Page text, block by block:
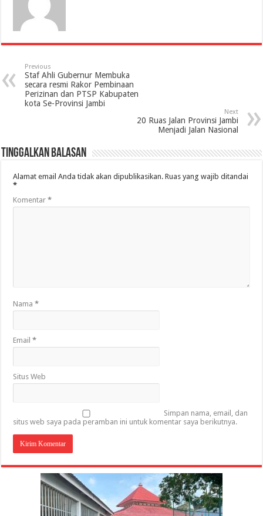
Previous
Staf Ahli Gubernur Membuka
secara resmi Rakor Pembinaan
Perizinan dan PTSP Kabupaten
kota Se-Provinsi Jambi
Next
20 Ruas Jalan Provinsi Jambi
Menjadi Jalan Nasional
Tinggalkan Balasan
Alamat email Anda tidak akan dipublikasikan. Ruas yang wajib ditandai
*
Komentar*
Nama*
Email*
Situs Web
Simpan nama, email, dan
situs web saya pada peramban ini untuk komentar saya berikutnya.